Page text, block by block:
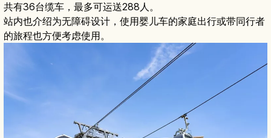
共有36台缆车，最多可运送288人。
站内也介绍为无障碍设计，使用婴儿车的家庭出行或带同行者
的旅程也方便考虑使用。